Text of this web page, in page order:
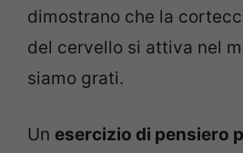
dimostrano che la
del cervello si attiva nel
siamo grati.
Un esercizio di pensiero